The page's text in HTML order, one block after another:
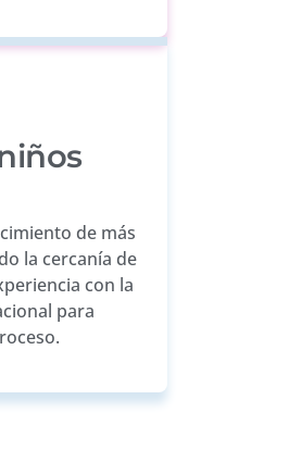
de más
la cercanía de
con la
para